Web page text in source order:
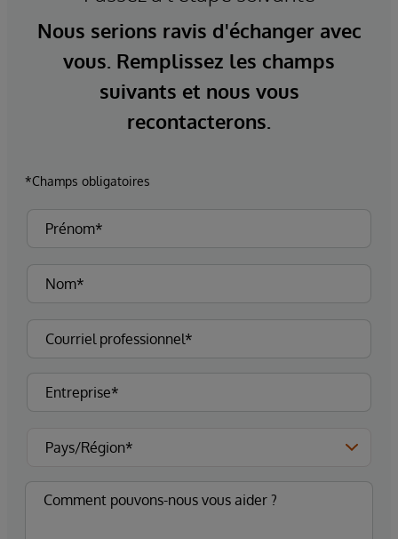
Nous serions ravis d'échanger avec
vous. Remplissez les champs
suivants et nous vous
recontacterons.
*Champs obligatoires